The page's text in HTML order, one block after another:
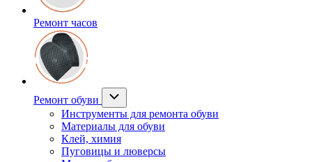
Ремонт часов
Ремонт обуви
Инструменты для ремонта обуви
Материалы для обуви
Клей, химия
Пуговицы и люверсы